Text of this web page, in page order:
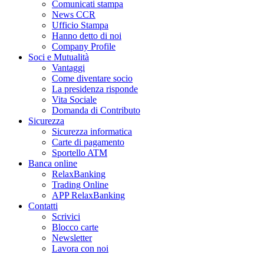
Comunicati stampa
News CCR
Ufficio Stampa
Hanno detto di noi
Company Profile
Soci e Mutualità
Vantaggi
Come diventare socio
La presidenza risponde
Vita Sociale
Domanda di Contributo
Sicurezza
Sicurezza informatica
Carte di pagamento
Sportello ATM
Banca online
RelaxBanking
Trading Online
APP RelaxBanking
Contatti
Scrivici
Blocco carte
Newsletter
Lavora con noi